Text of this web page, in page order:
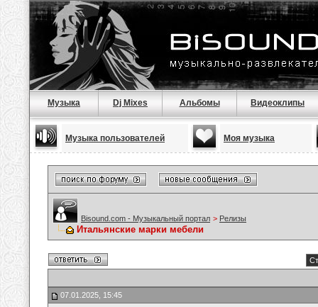
Музыка Dj Mixes Альбомы Видеоклипы
Музыка пользователей Моя музыка
Bisound.com - Музыкальный портал > Релизы
Итальянские марки мебели
07.01.2025, 15:45